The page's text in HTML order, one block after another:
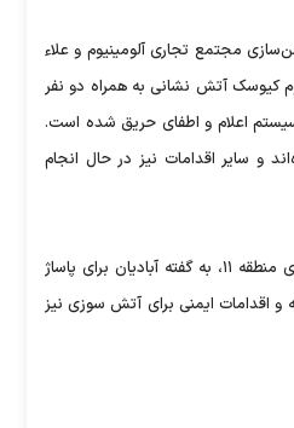
ایمن‌سازی مجتمع تجاری آلومینیوم و علاء
کیوسک آتش نشانی به همراه دو نفر
اعلام و اطفای حریق شده است.
و سایر اقدامات نیز در حال انجام
بنا براعلام روابط عمومی شهرداری منطقه ۱۱، به گفته آبادیان برای پاساژ
و اقدامات ایمنی برای آتش سوزی نیز